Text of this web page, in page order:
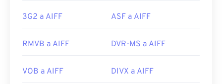
3G2 a AIFF ASF a AIFF
RMVB a AIFF DVR-MS a AIFF
VOB a AIFF DIVX a AIFF